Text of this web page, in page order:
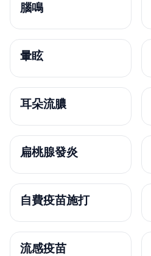
腦鳴
暈眩
耳朵流膿
扁桃腺發炎
自費疫苗施打
流感疫苗